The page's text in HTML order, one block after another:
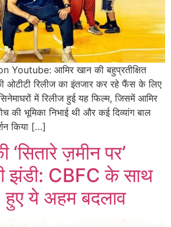
Youtube: आमिर खान की बहुप्रतीक्षित
ओटीटी रिलीज का इंतजार कर रहे फैंस के लिए
में रिलीज हुई यह फिल्म, जिसमें आमिर
की भूमिका निभाई थी और कई दिव्यांग बाल
किया […]
ज़मीन पर’
झंडी: CBFC के साथ
हुए ये अहम बदलाव